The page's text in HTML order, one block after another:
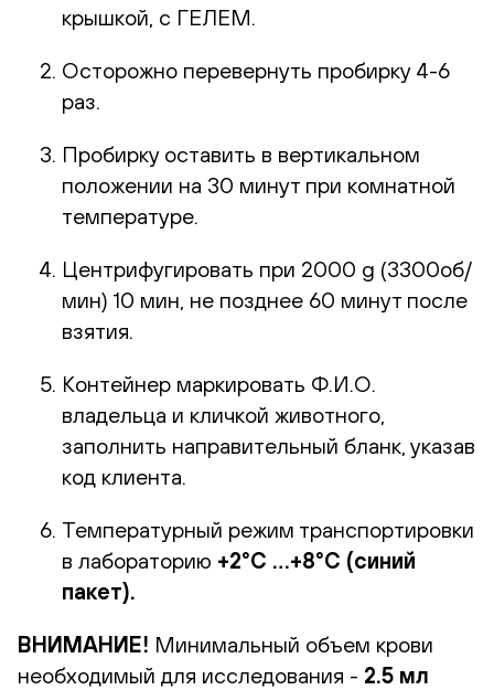
крышкой, с ГЕЛЕМ.
Осторожно перевернуть пробирку 4-6
раз.
Пробирку оставить в вертикальном
положении на 30 минут при комнатной
температуре.
Центрифугировать при 2000 g (3300об/
мин) 10 мин, не позднее 60 минут после
взятия.
Контейнер маркировать Ф.И.О.
владельца и кличкой животного,
заполнить направительный бланк, указав
код клиента.
Температурный режим транспортировки
в лабораторию +2°С …+8°С (синий
пакет).
ВНИМАНИЕ! Минимальный объем крови
необходимый для исследования - 2.5 мл